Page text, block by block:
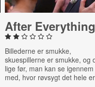
After
Billederne er smukke,
skuespillerne er smukke, og
lige før, man kan se
med, hvor røvsygt det hele